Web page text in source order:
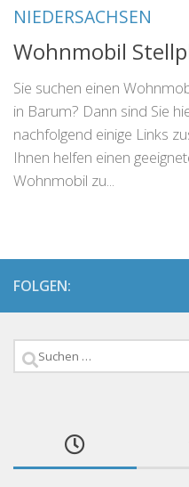
NIEDERSACHSEN
Wohnmobil
Sie suchen einen
in Barum? Dann sind Sie
nachfolgend einige Links
Ihnen helfen einen
Wohnmobil zu...
FOLGEN:
Suchen